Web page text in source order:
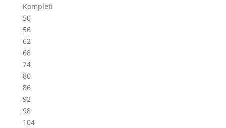
Kompleti
50
56
62
68
74
80
86
92
98
104